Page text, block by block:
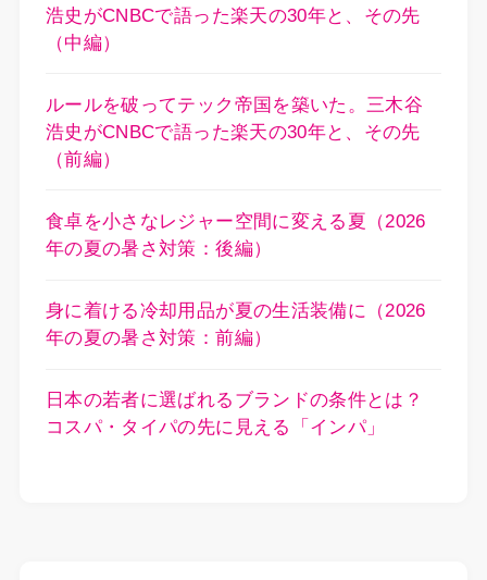
浩史がCNBCで語った楽天の30年と、その先
（中編）
ルールを破ってテック帝国を築いた。三木谷
浩史がCNBCで語った楽天の30年と、その先
（前編）
食卓を小さなレジャー空間に変える夏（2026
年の夏の暑さ対策：後編）
身に着ける冷却用品が夏の生活装備に（2026
年の夏の暑さ対策：前編）
日本の若者に選ばれるブランドの条件とは？
コスパ・タイパの先に見える「インパ」